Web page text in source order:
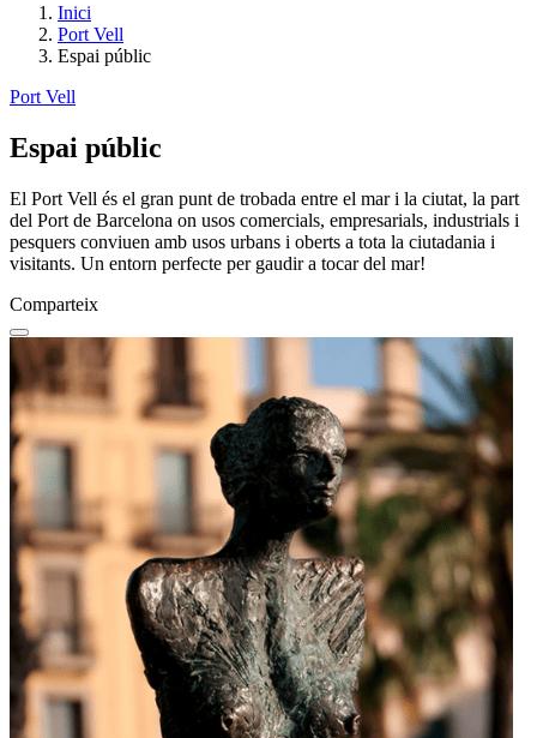
Inici
Port Vell
Espai públic
Port Vell
Espai públic
El Port Vell és el gran punt de trobada entre el mar i la ciutat, la part
del Port de Barcelona on usos comercials, empresarials, industrials i
pesquers conviuen amb usos urbans i oberts a tota la ciutadania i
visitants. Un entorn perfecte per gaudir a tocar del mar!
Comparteix